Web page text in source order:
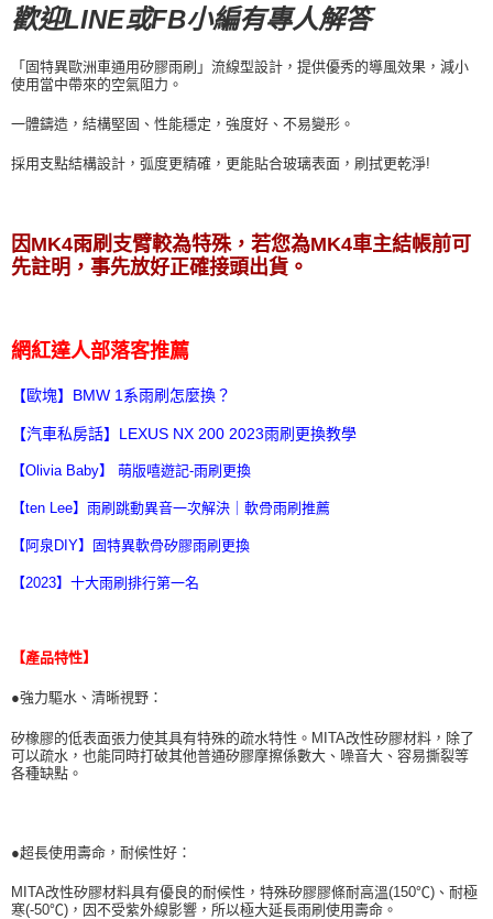
歡迎LINE或FB小編有專人解答
「固特異歐洲車通用矽膠雨刷」流線型設計，提供優秀的導風效果，減小
使用當中帶來的空氣阻力。
一體鑄造，結構堅固、性能穩定，強度好、不易變形。
採用支點結構設計，弧度更精確，更能貼合玻璃表面，刷拭更乾淨!
因MK4雨刷支臂較為特殊， 若您為MK4車主結帳前可
先註明，事先放好正確接頭出貨。
網紅達人部落客推薦
【歐塊】BMW 1系雨刷怎麼換？
【汽車私房話】LEXUS NX 200 2023雨刷更換教學
【Olivia Baby】 萌版嘻遊記-雨刷更換
【ten Lee】雨刷跳動異音一次解決｜軟骨雨刷推薦
【阿泉DIY】固特異軟骨矽膠雨刷更換
【2023】十大雨刷排行第一名
【產品特性】
●強力驅水、清晰視野：
矽橡膠的低表面張力使其具有特殊的疏水特性。MITA改性矽膠材料，除了
可以疏水，也能同時打破其他普通矽膠摩擦係數大、噪音大、容易撕裂等
各種缺點。
●超長使用壽命，耐候性好：
MITA改性矽膠材料具有優良的耐候性，特殊矽膠膠條耐高溫(150℃)、耐極
寒(-50℃)，因不受紫外線影響，所以極大延長雨刷使用壽命。